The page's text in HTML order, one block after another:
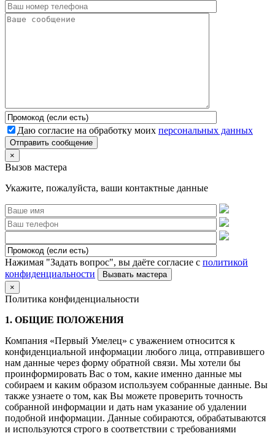
Даю согласие на обработку моих персональных данных
Отправить сообщение
×
Вызов мастера
Укажите, пожалуйста, ваши контактные данные
Нажимая "Задать вопрос", вы даёте согласие с политикой
конфиденциальности
×
Политика конфиденциальности
1. ОБЩИЕ ПОЛОЖЕНИЯ
Компания «Первый Умелец» с уважением относится к
конфиденциальной информации любого лица, отправившего
нам данные через форму обратной связи. Мы хотели бы
проинформировать Вас о том, какие именно данные мы
собираем и каким образом используем собранные данные. Вы
также узнаете о том, как Вы можете проверить точность
собранной информации и дать нам указание об удалении
подобной информации. Данные собираются, обрабатываются
и используются строго в соответствии с требованиями